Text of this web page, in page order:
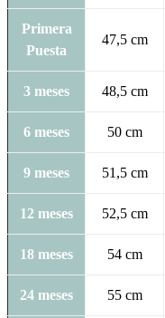
Primera
Puesta
47,5 cm
3 meses 48,5 cm
6 meses 50 cm
9 meses 51,5 cm
12 meses 52,5 cm
18 meses 54 cm
24 meses 55 cm